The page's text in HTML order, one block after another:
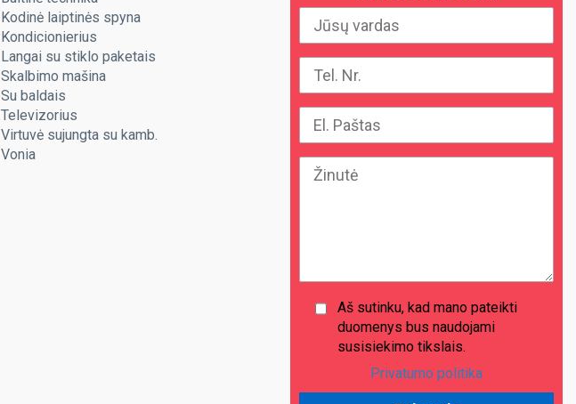
Kodinė laiptinės spyna
Kondicionierius
Langai su stiklo paketais
Skalbimo mašina
Su baldais
Televizorius
Virtuvė sujungta su kamb.
Vonia
Aš sutinku, kad mano pateikti
duomenys bus naudojami
susisiekimo tikslais.
Privatumo politika